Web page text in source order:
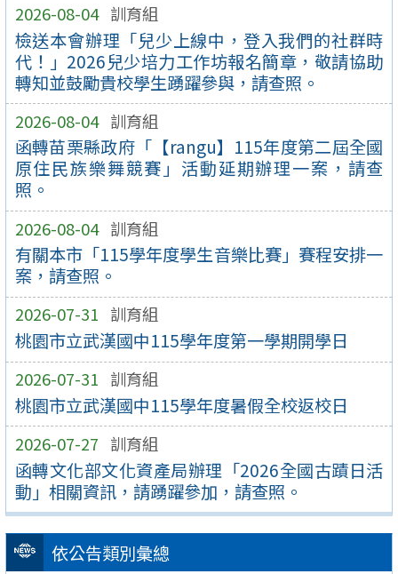
2026-08-04 訓育組
檢送本會辦理「兒少上線中，登入我們的社群時
代！」2026兒少培力工作坊報名簡章，敬請協助
轉知並鼓勵貴校學生踴躍參與，請查照。
2026-08-04 訓育組
函轉苗栗縣政府「【rangu】115年度第二屆全國
原住民族樂舞競賽」活動延期辦理一案，請查
照。
2026-08-04 訓育組
有關本市「115學年度學生音樂比賽」賽程安排一
案，請查照。
2026-07-31 訓育組
桃園市立武漢國中115學年度第一學期開學日
2026-07-31 訓育組
桃園市立武漢國中115學年度暑假全校返校日
2026-07-27 訓育組
函轉文化部文化資產局辦理「2026全國古蹟日活
動」相關資訊，請踴躍參加，請查照。
依公告類別彙總